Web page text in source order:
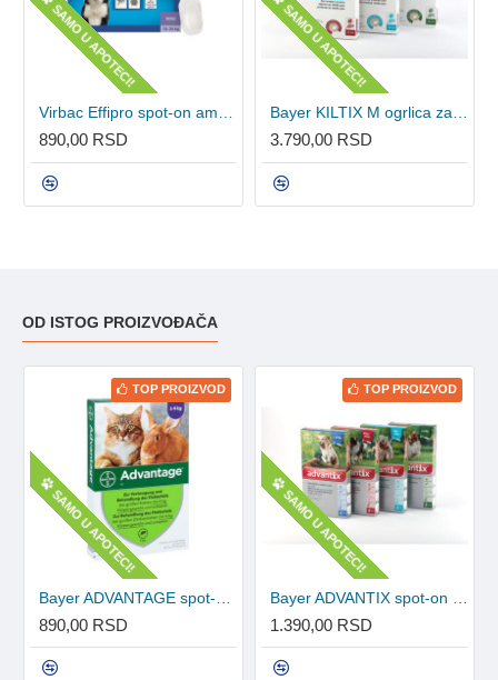
SAMO U APOTECI!
890,00 RSD
SAMO U APOTECI!
3.790,00 RSD
OD ISTOG PROIZVOĐAČA
TOP PROIZVOD
SAMO U APOTECI!
890,00 RSD
TOP PROIZVOD
SAMO U APOTECI!
1.390,00 RSD